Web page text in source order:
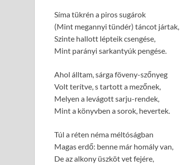
Síma tükrén a piros sugárok
(Mint megannyi tündér) táncot jártak,
Szinte hallott lépteik csengése,
Mint parányi sarkantyúk pengése.
Ahol álltam, sárga föveny-szőnyeg
Volt terítve, s tartott a mezőnek,
Melyen a levágott sarju-rendek,
Mint a könyvben a sorok, hevertek.
Túl a réten néma méltóságban
Magas erdő: benne már homály van,
De az alkony üszköt vet fejére,